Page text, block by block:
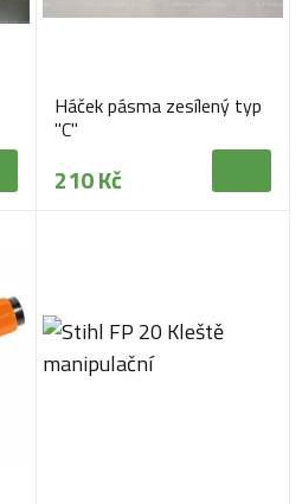
Háček pásma zesílený typ
"C"
210 Kč